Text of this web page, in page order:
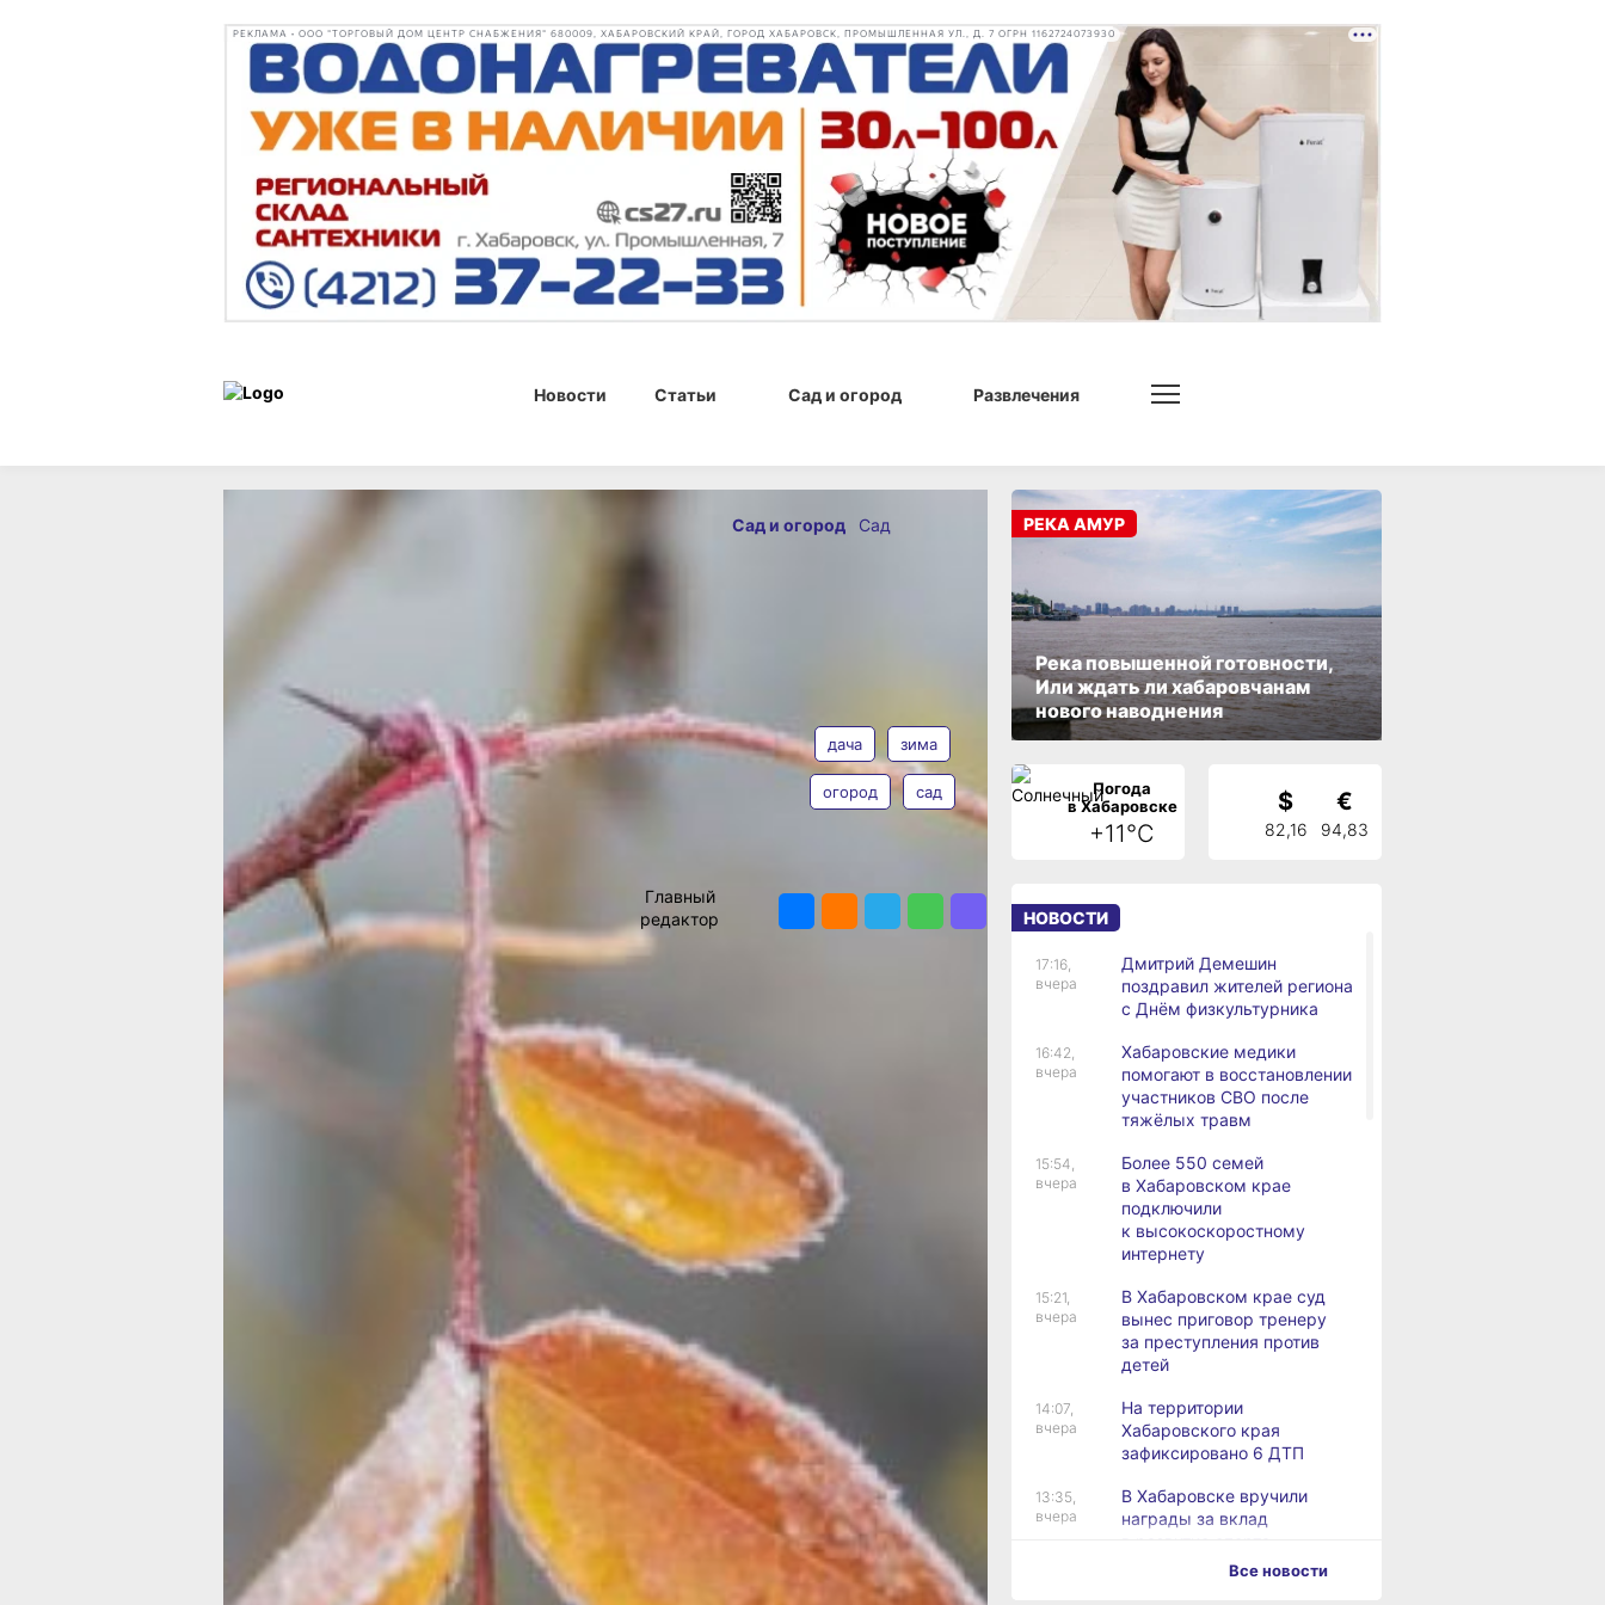
РЕКЛАМА • ООО "ТОРГОВЫЙ ДОМ ЦЕНТР СНАБЖЕНИЯ" 680009, ХАБАРОВСКИЙ КРАЙ, ГОРОД ХАБАРОВСК, ПРОМЫШЛЕННАЯ УЛ., Д. 7 ОГРН 1162724073930
Новости Статьи Сад и огород Развлечения
Без фанатизма
утепляем сад по
правилам
Главная заповедь садовода во время
подготовки растений к зиме – не навредить
им в желании помочь. Как показывает
практика, фанатизм в деле утепления ни к
чему. Вариантов много, выбор зависит от
места, погоды, знаний и привычек самого
садовода.подготовка растений к зиме
Как укрыть
Всему свое время
Несвоевременность укрытия - одна из
главных причин гибели большинства
растений. То есть укрыть заранее и раскрыть
попозже не получится. Растения будут болеть
и загнивать. Особенно этому подвержены
подготовка растений к зиме
Подходящее время для укрытия большинства
культур - устоявшаяся температура около 5-
7 градусов ниже нуля. То же самое
рекомендуется и для раскрытия весной.
Но, даже четко соблюдая сроки, мало просто
убрать защиту. Сначала растение нужно
закалить. Для этого его открывают днем,
положительных показателей. На это уйдет не
больше недели, после чего укрытие можно
Самая часто встречающаяся ошибка -
укутать растение без каркаса. Сами по себе
ни розы, ни виноград, ни другие растения
тепла не выделяют, поэтому и сохранять тут
нечего. Единственный источник тепла в
данном случае - земля.
Поэтому полотно нужно укладывать не на
ветви растения, а на каркас с широким
основанием. Идеально, если на нем будет
удерживаться снег - природный утеплитель.
Под одним укрытием можно разместить
несколько растений, увеличив тем самым
Сад и огород Сад
АВТОР
Главный
редактор
дача зима
огород сад
Река повышенной готовности,
Или ждать ли хабаровчанам
нового наводнения
РЕКА АМУР
Погода
в Хабаровске
+11°C
$
82,16
€
94,83
НОВОСТИ
17:16,
вчера
Дмитрий Демешин
поздравил жителей региона
с Днём физкультурника
16:42,
вчера
Хабаровские медики
помогают в восстановлении
участников СВО после
тяжёлых травм
15:54,
вчера
Более 550 семей
в Хабаровском крае
подключили
к высокоскоростному
интернету
15:21,
вчера
В Хабаровском крае суд
вынес приговор тренеру
за преступления против
детей
14:07,
вчера
На территории
Хабаровского края
зафиксировано 6 ДТП
13:35,
вчера
В Хабаровске вручили
награды за вклад
Все новости